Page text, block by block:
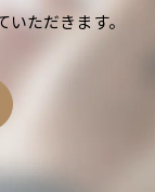
ただきます。